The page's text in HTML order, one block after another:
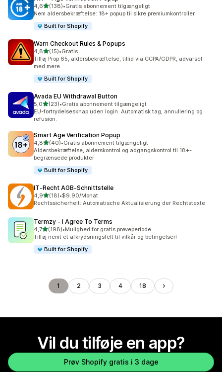
4,6ud af 5 stjerner
(138)
138 anmeldelser i alt
•Gratis abonnement tilgængeligt
Nem aldersbekræftelse: 18+ popup til sikre premiumkontroller
Built for Shopify
Warn Checkout Rules & Popups
4,8ud af 5 stjerner
(15)
15 anmeldelser i alt
•Gratis
Tilføj Prop 65, aldersbekræftelse, tillid via CCPA/GDPR, advarsel
med mere
Built for Shopify
Avada EU Withdrawal Button
5,0ud af 5 stjerner
(23)
23 anmeldelser i alt
•Gratis abonnement tilgængeligt
EU-fortrydelsesknap uden login. Automatisk tag, annullering og
refusion.
Smart Age Verification Popup
4,8ud af 5 stjerner
(40)
40 anmeldelser i alt
•Gratis abonnement tilgængeligt
Aldersbekræftelse, alderskontrol og adgangskontrol til 18+-
begrænsede produkter
Built for Shopify
IT‑Recht AGB‑Schnittstelle
4,9ud af 5 stjerner
(18)
18 anmeldelser i alt
•$9.90/Monat
Rechtssicherheit: Automatische Aktualisierung der Rechtstexte
Termzy ‑ I Agree To Terms
4,7ud af 5 stjerner
(198)
198 anmeldelser i alt
•Mulighed for gratis prøveperiode
Tilføj nemt et afkrydsningsfelt til vilkår og betingelser!
Built for Shopify
1 2 3 4 18
Vil du tilføje en app?
Prøv Shopify gratis i 3 dage